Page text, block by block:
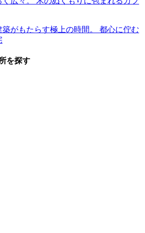
築がもたらす極上の時間。 都心に佇む
を探す